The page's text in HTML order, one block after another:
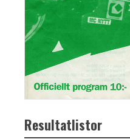
Resultatlistor